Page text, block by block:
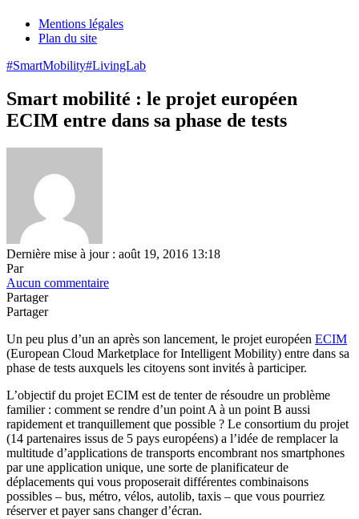
Mentions légales
Plan du site
#SmartMobility#LivingLab
Smart mobilité : le projet européen
ECIM entre dans sa phase de tests
Dernière mise à jour : août 19, 2016 13:18
Par
Aucun commentaire
Partager
Partager
Un peu plus d’un an après son lancement, le projet européen ECIM
(European Cloud Marketplace for Intelligent Mobility) entre dans sa
phase de tests auxquels les citoyens sont invités à participer.
L’objectif du projet ECIM est de tenter de résoudre un problème
familier : comment se rendre d’un point A à un point B aussi
rapidement et tranquillement que possible ? Le consortium du projet
(14 partenaires issus de 5 pays européens) a l’idée de remplacer la
multitude d’applications de transports encombrant nos smartphones
par une application unique, une sorte de planificateur de
déplacements qui vous proposerait différentes combinaisons
possibles – bus, métro, vélos, autolib, taxis – que vous pourriez
réserver et payer sans changer d’écran.